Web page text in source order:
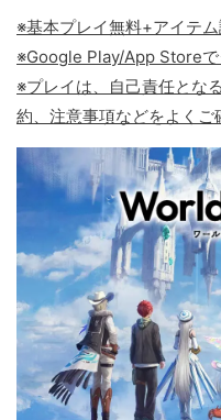
※基本プレイ無料+アイテム
※Google Play/App Store
※プレイは、自己責任とな
約、注意事項などをよくご